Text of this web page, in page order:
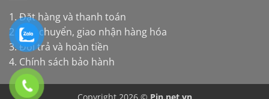
hãng
tại
1. Đặt hàng và thanh toán
2. Vận chuyển, giao nhận hàng hóa
3. Đổi trả và hoàn tiền
4. Chính sách bảo hành